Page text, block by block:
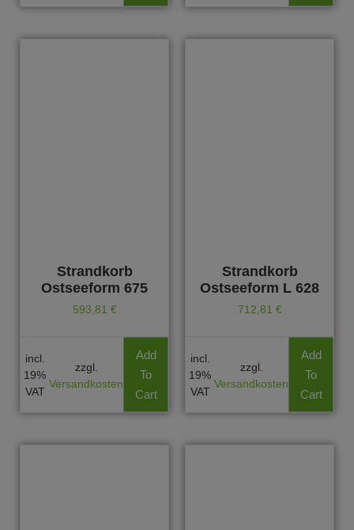
Strandkorb
Ostseeform 675
593,81 €
incl.
19%
VAT
zzgl.
Versandkosten
Add
To
Cart
Strandkorb
Ostseeform L 628
712,81 €
incl.
19%
VAT
zzgl.
Versandkosten
Add
To
Cart